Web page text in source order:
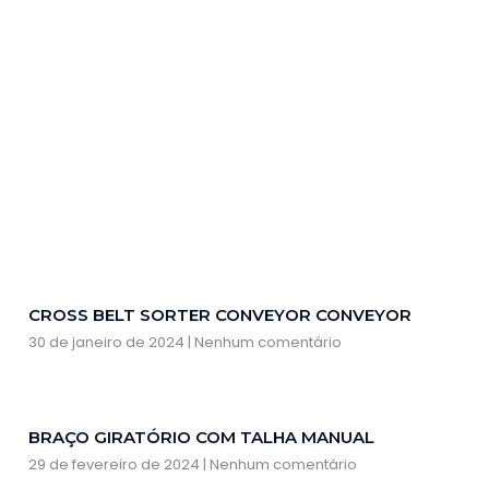
CROSS BELT SORTER CONVEYOR CONVEYOR
30 de janeiro de 2024 Nenhum comentário
BRAÇO GIRATÓRIO COM TALHA MANUAL
29 de fevereiro de 2024 Nenhum comentário